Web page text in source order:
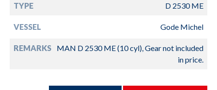
TYPE D 2530 ME
VESSEL Gode Michel
REMARKS
MAN D 2530 ME (10 cyl), Gear not included
in price.